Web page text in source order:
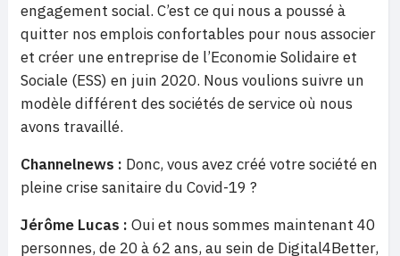
engagement social. C’est ce qui nous a poussé à
quitter nos emplois confortables pour nous associer
et créer une entreprise de l’Economie Solidaire et
Sociale (ESS) en juin 2020. Nous voulions suivre un
modèle différent des sociétés de service où nous
avons travaillé.
Channelnews : Donc, vous avez créé votre société en
pleine crise sanitaire du Covid-19 ?
Jérôme Lucas : Oui et nous sommes maintenant 40
personnes, de 20 à 62 ans, au sein de Digital4Better,